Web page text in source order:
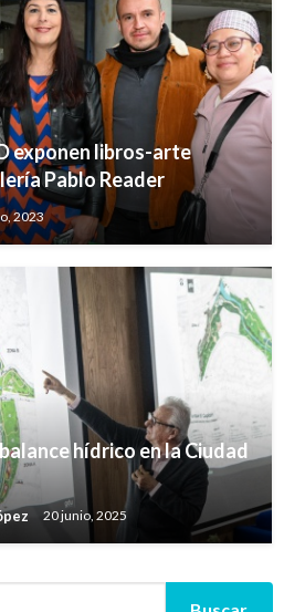
exponen libros-arte
Pablo Reader
2023
hídrico en la Ciudad
20 junio, 2025